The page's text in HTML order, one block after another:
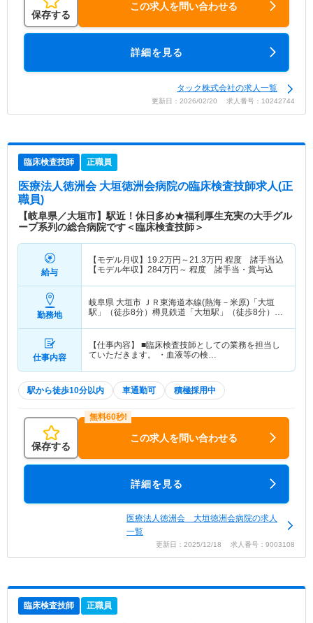
保存する
この求人を問い合わせる
詳細を見る
タック株式会社の求人一覧
更新日：2026/02/20 求人番号：10242744
臨床検査技師 正職員
医療法人徳洲会 大垣徳洲会病院の臨床検査技師求人(正
職員)
【岐阜県／大垣市】駅近！休日多め★福利厚生充実の大手グル
ープ系列の総合病院です＜臨床検査技師＞
給与
【モデル月収】 19.2万円～21.3万円 程度 諸手当込
【モデル年収】 284万円～ 程度 諸手当・賞与込
勤務地
岐阜県 大垣市 ＪＲ東海道本線(熱海－米原)「大垣
駅」（徒歩8分）樽見鉄道「大垣駅」（徒歩8分）
仕事内容
【仕事内容】 ■臨床検査技師としての業務を担当し
ていただきます。 ・血液等の検…
駅から徒歩10分以内 車通勤可 積極採用中
保存する
この求人を問い合わせる
詳細を見る
医療法人徳洲会 大垣徳洲会病院の求人
一覧
更新日：2025/12/18 求人番号：9003108
臨床検査技師 正職員